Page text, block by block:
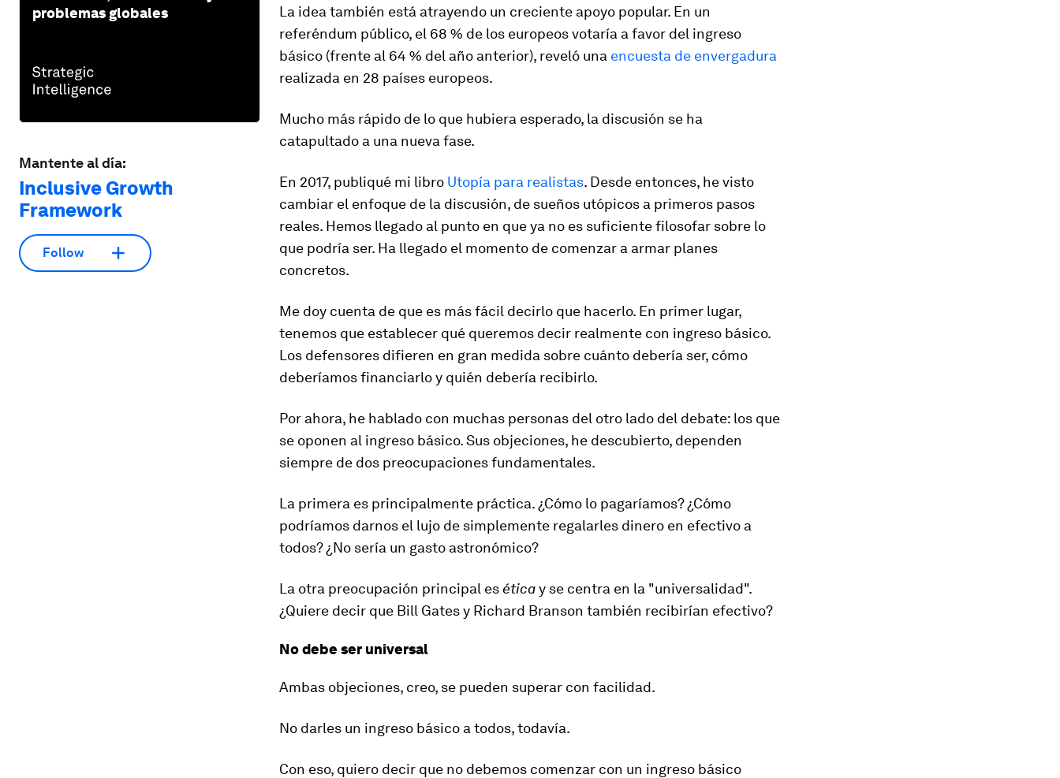
problemas globales
Mantente al día:
Inclusive Growth
Framework
Follow
La idea también está atrayendo un creciente apoyo popular. En un
referéndum público, el 68 % de los europeos votaría a favor del ingreso
básico (frente al 64 % del año anterior), reveló una encuesta de envergadura
realizada en 28 países europeos.
Mucho más rápido de lo que hubiera esperado, la discusión se ha
catapultado a una nueva fase.
En 2017, publiqué mi libro Utopía para realistas. Desde entonces, he visto
cambiar el enfoque de la discusión, de sueños utópicos a primeros pasos
reales. Hemos llegado al punto en que ya no es suficiente filosofar sobre lo
que podría ser. Ha llegado el momento de comenzar a armar planes
concretos.
Me doy cuenta de que es más fácil decirlo que hacerlo. En primer lugar,
tenemos que establecer qué queremos decir realmente con ingreso básico.
Los defensores difieren en gran medida sobre cuánto debería ser, cómo
deberíamos financiarlo y quién debería recibirlo.
Por ahora, he hablado con muchas personas del otro lado del debate: los que
se oponen al ingreso básico. Sus objeciones, he descubierto, dependen
siempre de dos preocupaciones fundamentales.
La primera es principalmente práctica. ¿Cómo lo pagaríamos? ¿Cómo
podríamos darnos el lujo de simplemente regalarles dinero en efectivo a
todos? ¿No sería un gasto astronómico?
La otra preocupación principal es éticay se centra en la "universalidad".
¿Quiere decir que Bill Gates y Richard Branson también recibirían efectivo?
No debe ser universal
Ambas objeciones, creo, se pueden superar con facilidad.
No darles un ingreso básico a todos, todavía.
Con eso, quiero decir que no debemos comenzar con un ingreso básico